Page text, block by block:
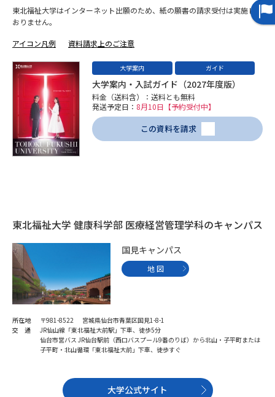
オープンキャンパスなどを調べる
オープンキャンパス検索
来場型・Web型イベント特集 夢ナビライブ
受験準備 資料検索
先輩が入学を決めた理由 テレメール全国一斉進学調査
新生活お役立ちガイド
学問発見
大学で学びたい学問発見
東北福祉大学はインターネット出願のため、紙の願書の請求受付は実施して
おりません。
アイコン凡例 資料請求上のご注意
大学案内 ガイド
大学案内・入試ガイド（2027年度版）
料金（送料含）：送料とも無料
発送予定日： 8月10日【予約受付中】
この資料を請求
東北福祉大学 健康科学部 医療経営管理学科のキャンパス
国見キャンパス
地 図
所在地
〒981-8522 宮城県仙台市青葉区国見1-8-1
交 通
JR仙山線「東北福祉大前駅」下車、徒歩5分
仙台市営バス JR仙台駅前（西口バスプール9番のりば）から北山・子平町または
子平町・北山循環「東北福祉大前」下車、徒歩すぐ
大学公式サイト